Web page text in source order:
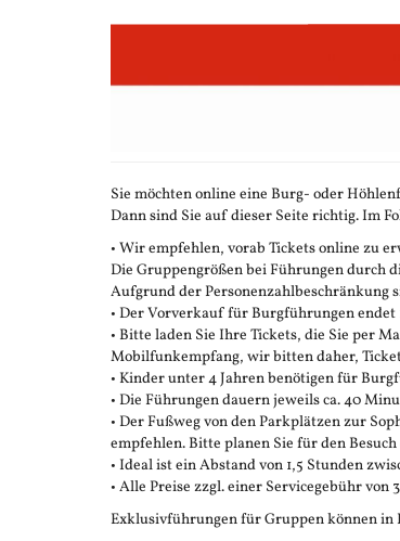
Sie möchten online eine Burg- oder
Dann sind Sie auf dieser Seite richtig. Im
• Wir empfehlen, vorab Tickets online zu
Die Gruppengrößen bei Führungen durch
Aufgrund der Personenzahlbeschränkung
• Der Vorverkauf für Burgführungen
• Bitte laden Sie Ihre Tickets, die Sie per
Mobilfunkempfang, wir bitten daher,
• Kinder unter 4 Jahren benötigen für
• Die Führungen dauern jeweils ca. 40
• Der Fußweg von den Parkplätzen zur
empfehlen. Bitte planen Sie für den
• Ideal ist ein Abstand von 1,5 Stunden
• Alle Preise zzgl. einer Servicegebühr von
Exklusivführungen für Gruppen können